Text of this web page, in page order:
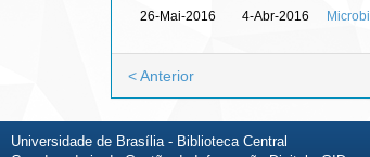
26-Mai-2016 4-Abr-2016
< Anterior
Universidade de Brasília - Biblioteca Central